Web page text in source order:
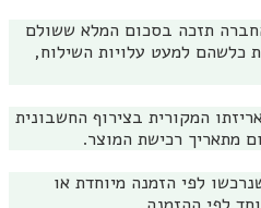
תזכה בסכום המלא ששולם
כלשהם למעט עלויות השילוח,
המקורית בצירוף החשבונית
לפי הזמנה מיוחדת או